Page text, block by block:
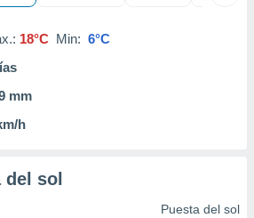
18°C Min: 6°C
mm
h
sol
Puesta del sol